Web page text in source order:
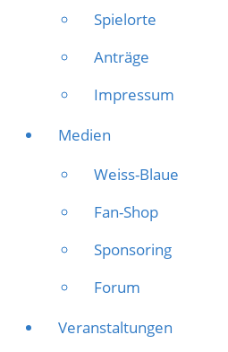
Spielorte
Anträge
Impressum
Medien
Weiss-Blaue
Fan-Shop
Sponsoring
Forum
Veranstaltungen